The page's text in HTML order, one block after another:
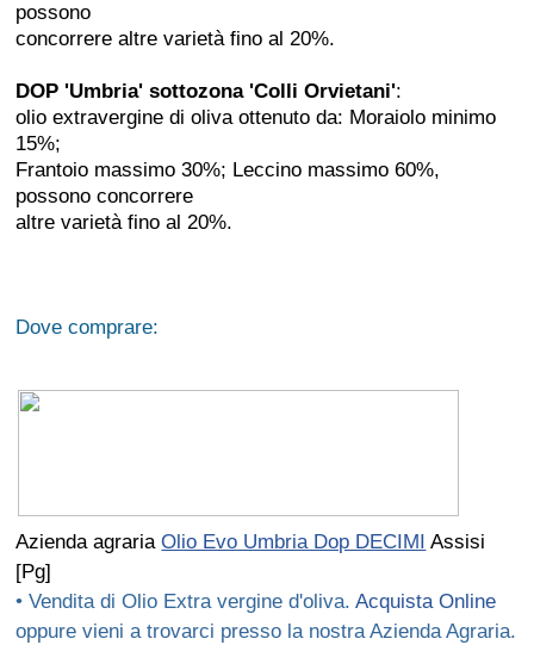
possono
concorrere altre varietà fino al 20%.
DOP 'Umbria' sottozona 'Colli Orvietani':
olio extravergine di oliva ottenuto da: Moraiolo minimo
15%;
Frantoio massimo 30%; Leccino massimo 60%,
possono concorrere
altre varietà fino al 20%.
Dove comprare:
Azienda agrariaOlio Evo Umbria Dop DECIMI Assisi
[Pg]
• Vendita di Olio Extra vergine d'oliva.Acquista Online
oppure vieni a trovarci presso la nostra Azienda Agraria.